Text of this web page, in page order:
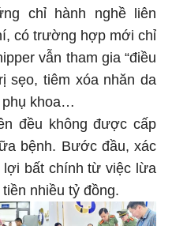
chỉ hành nghề liên
có trường hợp mới chỉ
vẫn tham gia “điều
sẹo, tiêm xóa nhăn da
phụ khoa…
đều không được cấp
bệnh. Bước đầu, xác
bất chính từ việc lừa
nhiều tỷ đồng.